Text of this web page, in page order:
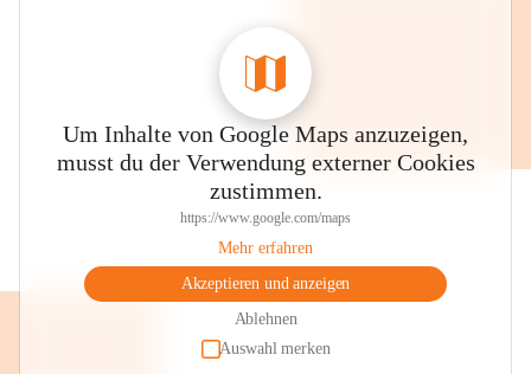
Um Inhalte von Google Maps anzuzeigen,
musst du der Verwendung externer Cookies
zustimmen.
https://www.google.com/maps
Mehr erfahren
Akzeptieren und anzeigen
Ablehnen
Auswahl merken